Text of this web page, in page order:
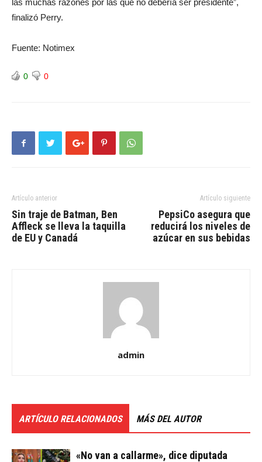
las muchas razones por las que no debería ser presidente”,
finalizó Perry.
Fuente: Notimex
0 0
Artículo anterior
Sin traje de Batman, Ben
Affleck se lleva la taquilla
de EU y Canadá
Artículo siguiente
PepsiCo asegura que
reducirá los niveles de
azúcar en sus bebidas
admin
ARTÍCULO RELACIONADOS MÁS DEL AUTOR
«No van a callarme», dice diputada